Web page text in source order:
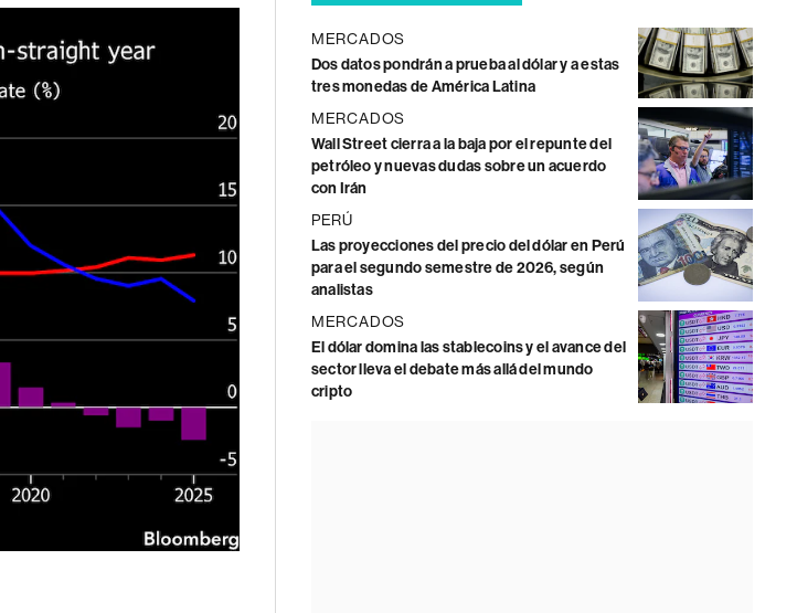
MERCADOS
Dos datos pondrán a prueba al dólar y a estas
tres monedas de América Latina
MERCADOS
Wall Street cierra a la baja por el repunte del
petróleo y nuevas dudas sobre un acuerdo
con Irán
PERÚ
Las proyecciones del precio del dólar en Perú
para el segundo semestre de 2026, según
analistas
MERCADOS
El dólar domina las stablecoins y el avance del
sector lleva el debate más allá del mundo
cripto